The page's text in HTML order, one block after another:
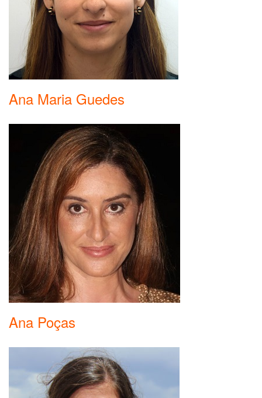
Ana Maria Guedes
Ana Poças